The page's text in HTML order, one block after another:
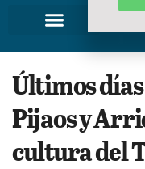
Últimos
Pijaos y
cultura del